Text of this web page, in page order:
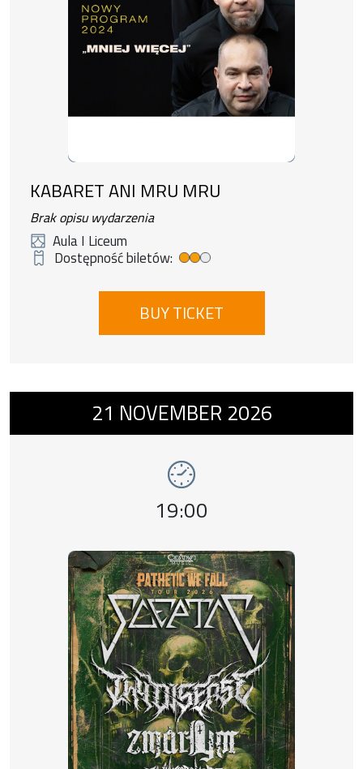
KABARET ANI MRU MRU
Brak opisu wydarzenia
Aula I Liceum
Dostępność biletów:
Medium ticket availability
BUY TICKET
Event number 11: SCEPTIC + THY
21 NOVEMBER 2026
Event time,
19:00